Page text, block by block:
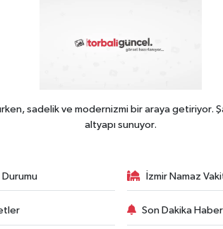
sadelik ve modernizmi bir araya getiriyor.
altyapı sunuyor.
Durumu İzmir Namaz
Son Dakika